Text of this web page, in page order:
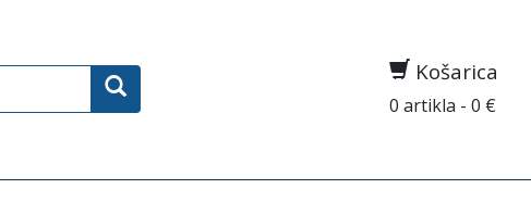
Košarica
0 artikla - 0 €